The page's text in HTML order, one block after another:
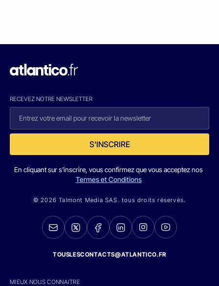
RECEVEZ NOTRE NEWSLETTER
S'INSCRIRE
En cliquant sur s'inscrire, vous confirmez que vous acceptez nos
Termes et Conditions
© 2026 Talmont Media SAS. tous droits réservés.
TOUSLESCONTACTS@ATLANTICO.FR
MIEUX NOUS CONNAITRE